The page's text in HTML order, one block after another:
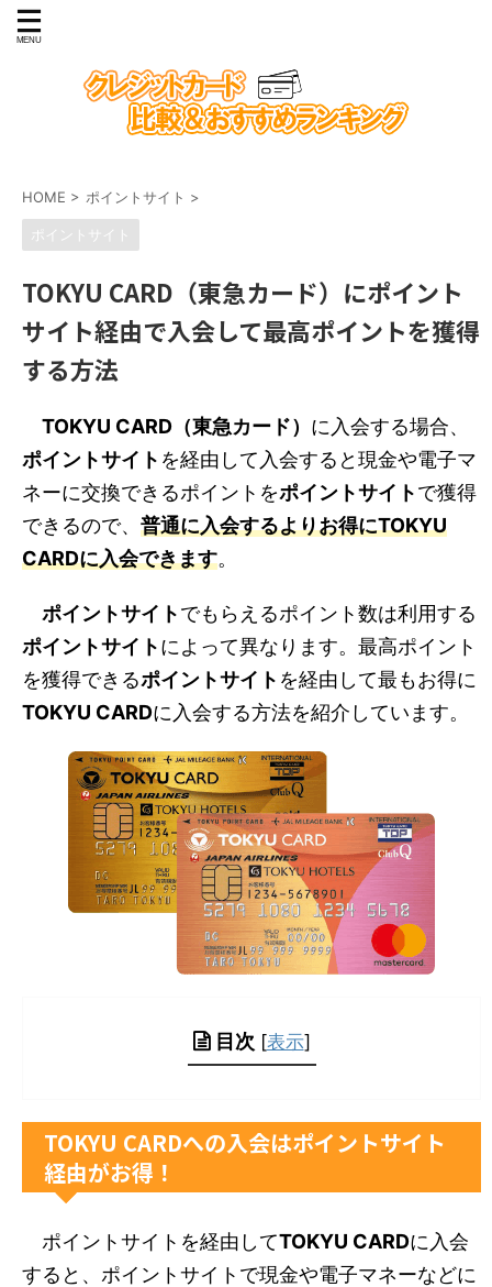
HOME > ポイントサイト >
ポイントサイト
TOKYU CARD（東急カード）にポイント
サイト経由で入会して最高ポイントを獲得
する方法
TOKYU CARD（東急カード） に入会する場合、
ポイントサイト を経由して入会すると現金や電子マ
ネーに交換できるポイントをポイントサイトで獲得
できるので、 普通に入会するよりお得にTOKYU
CARDに入会できます。
ポイントサイトでもらえるポイント数は利用する
ポイントサイトによって異なります。最高ポイント
を獲得できるポイントサイト を経由して最もお得に
TOKYU CARDに入会する方法を紹介しています。
目次 [表示]
TOKYU CARDへの入会はポイントサイト
経由がお得！
ポイントサイトを経由してTOKYU CARDに入会
すると、ポイントサイトで現金や電子マネーなどに